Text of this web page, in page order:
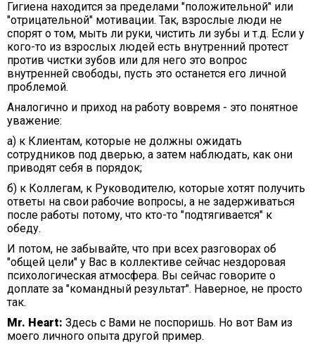
Гигиена находится за пределами "положительной" или
"отрицательной" мотивации. Так, взрослые люди не
спорят о том, мыть ли руки, чистить ли зубы и т.д. Если у
кого-то из взрослых людей есть внутренний протест
против чистки зубов или для него это вопрос
внутренней свободы, пусть это останется его личной
проблемой.
Аналогично и приход на работу вовремя - это понятное
уважение:
а) к Клиентам, которые не должны ожидать
сотрудников под дверью, а затем наблюдать, как они
приводят себя в порядок;
б) к Коллегам, к Руководителю, которые хотят получить
ответы на свои рабочие вопросы, а не задерживаться
после работы потому, что кто-то "подтягивается" к
обеду.
И потом, не забывайте, что при всех разговорах об
"общей цели" у Вас в коллективе сейчас нездоровая
психологическая атмосфера. Вы сейчас говорите о
доплате за "командный результат". Наверное, не просто
так.
Mr. Heart: Здесь с Вами не поспоришь. Но вот Вам из
моего личного опыта другой пример.